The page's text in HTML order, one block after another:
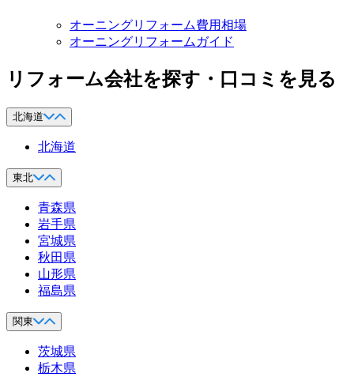
オーニングリフォーム費用相場
オーニングリフォームガイド
リフォーム会社を探す・口コミを見る
北海道
北海道
東北
青森県
岩手県
宮城県
秋田県
山形県
福島県
関東
茨城県
栃木県